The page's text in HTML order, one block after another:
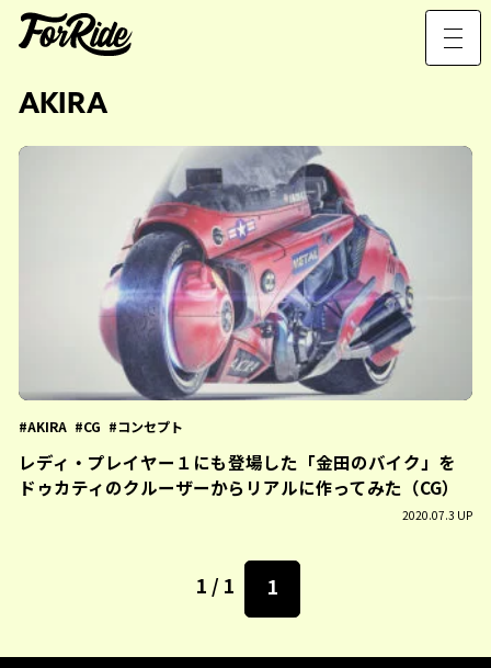
AKIRA
AKIRA CG コンセプト
レディ・プレイヤー１にも登場した「金田のバイク」を
ドゥカティのクルーザーからリアルに作ってみた（CG）
2020.07.3 UP
1 / 1 1